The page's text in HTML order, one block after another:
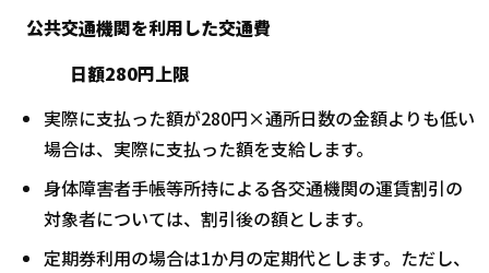
公共交通機関を利用した交通費
日額280円上限
実際に支払った額が280円×通所日数の金額よりも低い
場合は、実際に支払った額を支給します。
身体障害者手帳等所持による各交通機関の運賃割引の
対象者については、割引後の額とします。
定期券利用の場合は1か月の定期代とします。ただし、